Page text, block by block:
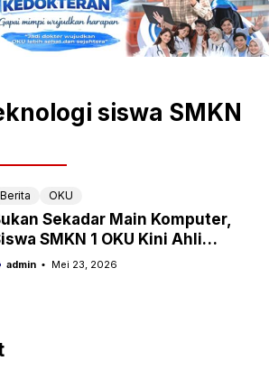
siswa SMKN
Berita OKU
Sekadar Main Komputer,
SMKN 1 OKU Kini Ahli
Siber
admin Mei 23, 2026